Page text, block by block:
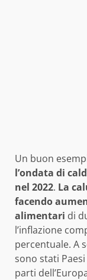
Un buon
l’ondata di
nel 2022. La
facendo
alimentari di
l’inflazione
percentuale. A
sono stati
parti